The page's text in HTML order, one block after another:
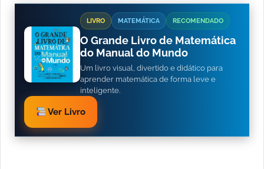
LIVRO MATEMÁTICA RECOMENDADO
O Grande Livro de Matemática
do Manual do Mundo
Um livro visual, divertido e didático para
aprender matemática de forma leve e
inteligente.
Ver Livro